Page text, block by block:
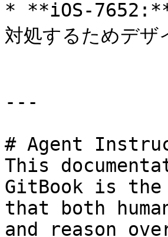
* **iOS-7652:**
対処するためデザ
---
# Agent
This
GitBook is the
that both
and reason